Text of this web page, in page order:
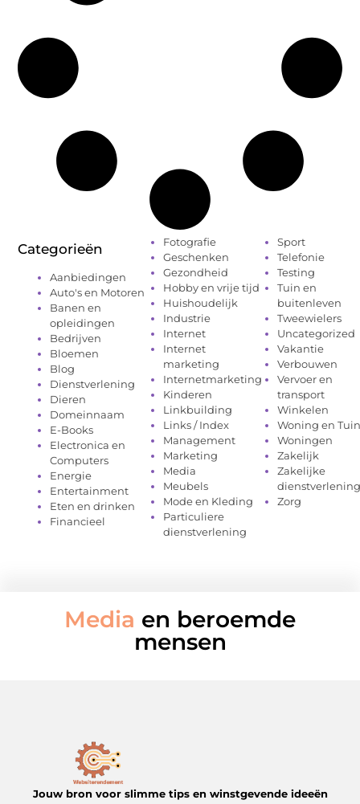
Categorieën
Aanbiedingen
Auto's en Motoren
Banen en
opleidingen
Bedrijven
Bloemen
Blog
Dienstverlening
Dieren
Domeinnaam
E-Books
Electronica en
Computers
Energie
Entertainment
Eten en drinken
Financieel
Fotografie
Geschenken
Gezondheid
Hobby en vrije tijd
Huishoudelijk
Industrie
Internet
Internet
marketing
Internetmarketing
Kinderen
Linkbuilding
Links / Index
Management
Marketing
Media
Meubels
Mode en Kleding
Particuliere
dienstverlening
Sport
Telefonie
Testing
Tuin en
buitenleven
Tweewielers
Uncategorized
Vakantie
Verbouwen
Vervoer en
transport
Winkelen
Woning en Tuin
Woningen
Zakelijk
Zakelijke
dienstverlening
Zorg
Media en beroemde
mensen
Jouw bron voor slimme tips en winstgevende ideeën